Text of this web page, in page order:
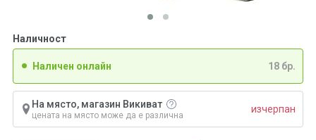
Наличност
Наличен онлайн 18 бр.
На място, магазин Викиват
цената на място може да е различна
изчерпан